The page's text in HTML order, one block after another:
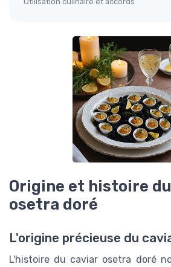
Origine et histoire
osetra doré
L'origine précieuse du
L'histoire du caviar osetra doré